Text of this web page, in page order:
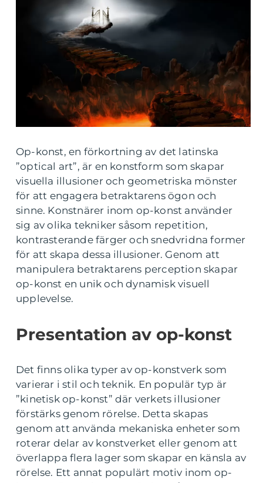
Op-konst, en förkortning av det latinska
”optical art”, är en konstform som skapar
visuella illusioner och geometriska mönster
för att engagera betraktarens ögon och
sinne. Konstnärer inom op-konst använder
sig av olika tekniker såsom repetition,
kontrasterande färger och snedvridna former
för att skapa dessa illusioner. Genom att
manipulera betraktarens perception skapar
op-konst en unik och dynamisk visuell
upplevelse.
Presentation av op-konst
Det finns olika typer av op-konstverk som
varierar i stil och teknik. En populär typ är
”kinetisk op-konst” där verkets illusioner
förstärks genom rörelse. Detta skapas
genom att använda mekaniska enheter som
roterar delar av konstverket eller genom att
överlappa flera lager som skapar en känsla av
rörelse. Ett annat populärt motiv inom op-